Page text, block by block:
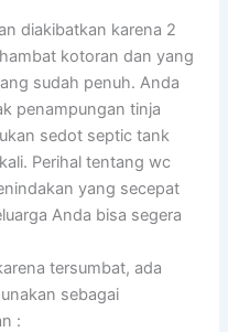
diakibatkan karena 2
kotoran dan yang
sudah penuh. Anda
penampungan tinja
sedot septic tank
Perihal tentang wc
yang secepat
Anda bisa segera
tersumbat, ada
sebagai
: